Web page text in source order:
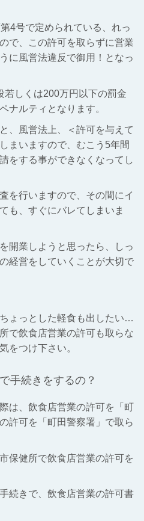
4号で定められている、れっ
で、この許可を取らずに営業
に風営法違反で御用！となっ
しくは200万円以下の罰金
ナルティとなります。
、風営法上、＜許可を与えて
まいますので、むこう5年間
をする事ができなくなってし
を行いますので、その間にイ
も、すぐにバレてしまいま
開業しようと思ったら、しっ
経営をしていくことが大切で
ょっとした軽食も出したい…
で飲食店営業の許可も取らな
をつけ下さい。
手続きをするの？
は、飲食店営業の許可を「町
許可を「町田警察署」で取ら
保健所で飲食店営業の許可を
続きで、飲食店営業の許可書